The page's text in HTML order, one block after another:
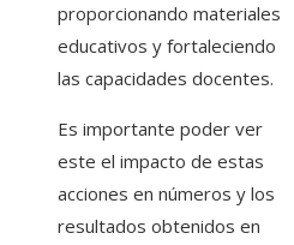
proporcionando materiales
educativos y fortaleciendo
las capacidades docentes.
Es importante poder ver
este el impacto de estas
acciones en números y los
resultados obtenidos en